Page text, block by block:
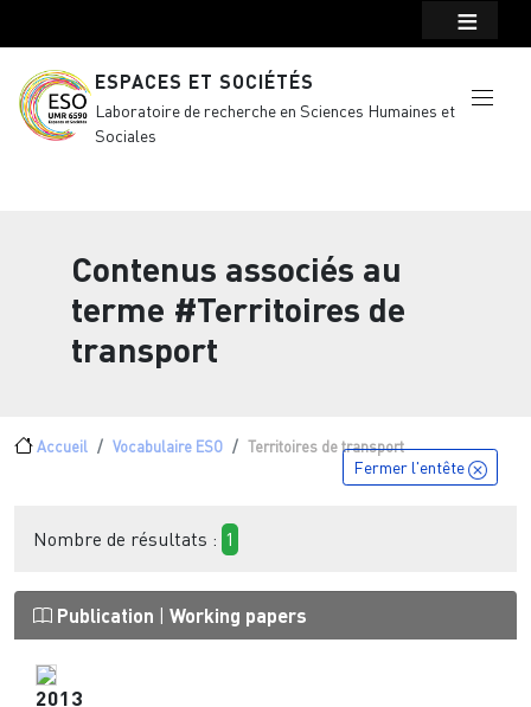
ESPACES ET SOCIÉTÉS
Laboratoire de recherche en Sciences Humaines et
Sociales
Contenus associés au
terme #Territoires de
transport
Fil d'Ariane
Accueil Vocabulaire ESO Territoires de transport
Fermer l'entête
Nombre de résultats : 1
Publication Working papers
2013